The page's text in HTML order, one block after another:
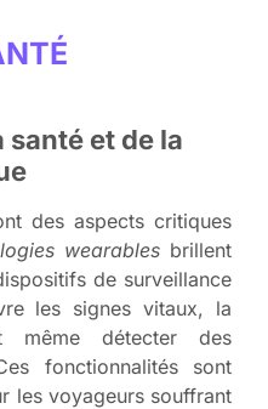
santé et de la
des aspects critiques
wearables brillent
de surveillance
les signes vitaux, la
même détecter des
fonctionnalités sont
les voyageurs souffrant